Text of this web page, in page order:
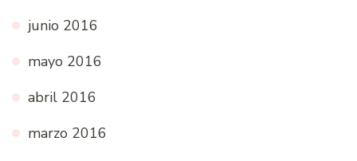
junio 2016
mayo 2016
abril 2016
marzo 2016